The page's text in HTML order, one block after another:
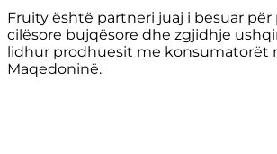
Fruity është partneri juaj i besuar
cilësore bujqësore dhe zgjidhje
lidhur prodhuesit me konsumatorët
Maqedoninë.